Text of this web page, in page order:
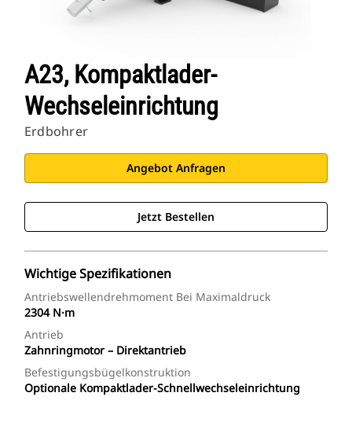
A23, Kompaktlader-
Wechseleinrichtung
Erdbohrer
Angebot Anfragen
Jetzt Bestellen
Wichtige Spezifikationen
Antriebswellendrehmoment Bei Maximaldruck
2304 N·m
Antrieb
Zahnringmotor – Direktantrieb
Befestigungsbügelkonstruktion
Optionale Kompaktlader-Schnellwechseleinrichtung